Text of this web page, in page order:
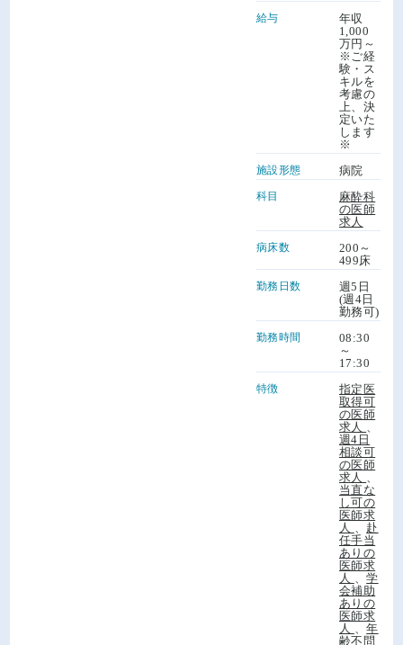
給与
年収
1,000
万円～
※ご経
験・ス
キルを
考慮の
上、決
定いた
します
※
施設形態 病院
科目
麻酔科
の医師
求人
病床数
200～
499床
勤務日数
週5日
(週4日
勤務可)
勤務時間
08:30
～
17:30
特徴
指定医
取得可
の医師
求人
週4日
相談可
の医師
求人
当直な
し可の
医師求
人
赴
任手当
ありの
医師求
人
、学
会補助
ありの
医師求
人
、年
齢不問